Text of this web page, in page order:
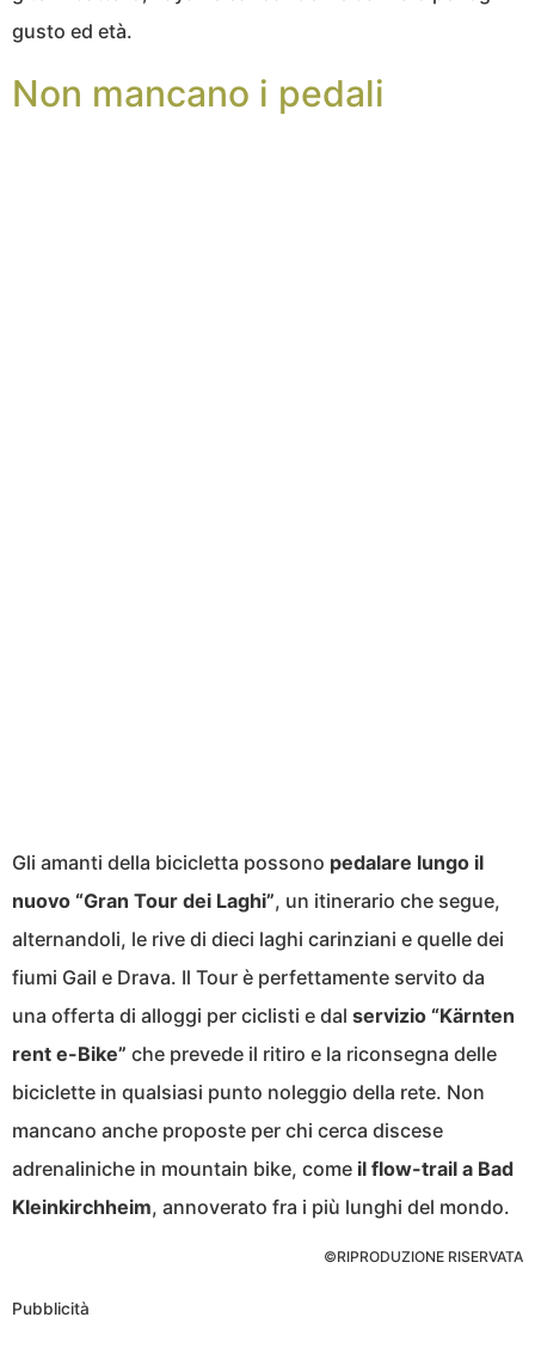
gusto ed età.
Non mancano i pedali
Gli amanti della bicicletta possono pedalare lungo il
nuovo “Gran Tour dei Laghi”, un itinerario che segue,
alternandoli, le rive di dieci laghi carinziani e quelle dei
fiumi Gail e Drava. Il Tour è perfettamente servito da
una offerta di alloggi per ciclisti e dal servizio “Kärnten
rent e-Bike” che prevede il ritiro e la riconsegna delle
biciclette in qualsiasi punto noleggio della rete. Non
mancano anche proposte per chi cerca discese
adrenaliniche in mountain bike, come il flow-trail a Bad
Kleinkirchheim, annoverato fra i più lunghi del mondo.
©RIPRODUZIONE RISERVATA
Pubblicità